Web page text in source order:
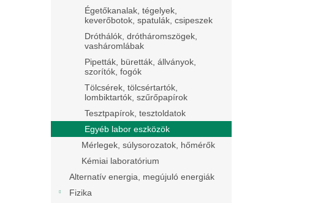
Égetőkanalak, tégelyek,
keverőbotok, spatulák, csipeszek
Dróthálók, drótháromszögek,
vasháromlábak
Pipetták, büretták, állványok,
szorítók, fogók
Tölcsérek, tölcsértartók,
lombiktartók, szűrőpapírok
Tesztpapírok, tesztoldatok
Egyéb labor eszközök
Mérlegek, súlysorozatok, hőmérők
Kémiai laboratórium
Alternatív energia, megújuló energiák
Fizika